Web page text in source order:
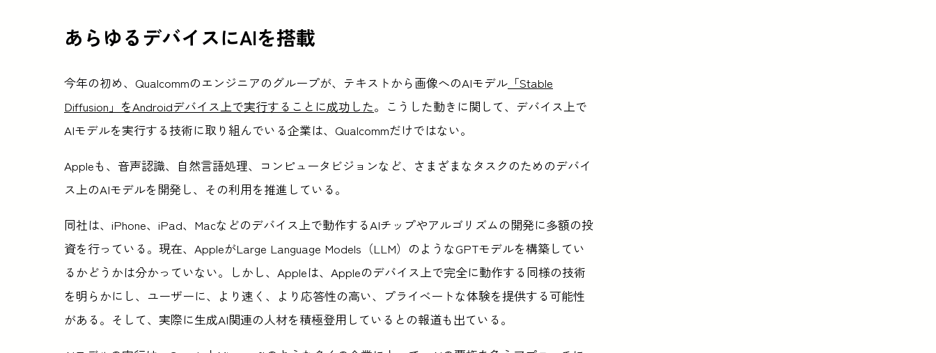
あらゆるデバイスにAIを搭載
今年の初め、Qualcommのエンジニアのグループが、テキストから画像へのAIモデル 「Stable
Diffusion」をAndroidデバイス上で実行することに成功した。こうした動きに関して、デバイス上で
AIモデルを実行する技術に取り組んでいる企業は、Qualcommだけではない。
Appleも、音声認識、自然言語処理、コンピュータビジョンなど、さまざまなタスクのためのデバイ
ス上のAIモデルを開発し、その利用を推進している。
同社は、iPhone、iPad、Macなどのデバイス上で動作するAIチップやアルゴリズムの開発に多額の投
資を行っている。現在、AppleがLarge Language Models（LLM）のようなGPTモデルを構築してい
るかどうかは分かっていない。しかし、Appleは、Appleのデバイス上で完全に動作する同様の技術
を明らかにし、ユーザーに、より速く、より応答性の高い、プライベートな体験を提供する可能性
がある。そして、実際に生成AI関連の人材を積極登用しているとの報道も出ている。